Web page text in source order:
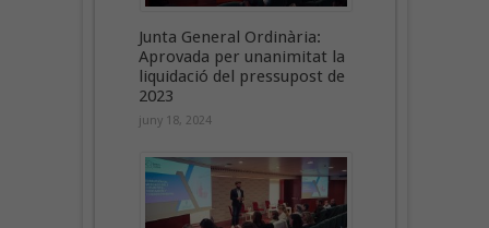
Junta General Ordinària:
Aprovada per unanimitat la
liquidació del pressupost de
2023
juny 18, 2024